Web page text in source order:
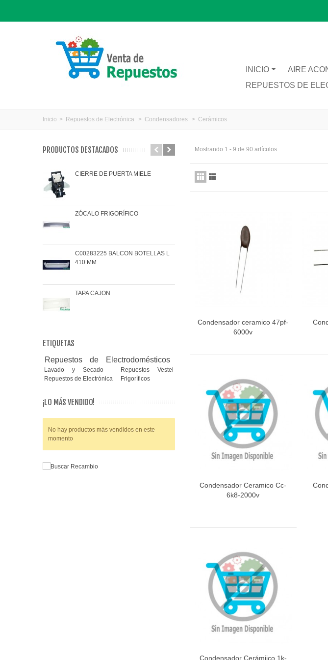
INICIO AIRE
REPUESTOS DE
Inicio > Repuestos de Electrónica > Condensadores > Cerámicos
PRODUCTOS DESTACADOS
CIERRE DE PUERTA MIELE
ZÓCALO FRIGORÍFICO
C00283225 BALCON BOTELLAS L
410 MM
TAPA CAJON
JARRA CATA BT1200
COJINETE RODAMIENTOS FAGOR-
MANETA / MANGO HORNO
ETIQUETAS
Repuestos de Electrodomésticos
Lavado y Secado
Repuestos Vestel
Repuestos de Electrónica
Frigoríficos
¡LO MÁS VENDIDO!
No hay productos más vendidos en este
momento
Mostrando 1 - 9 de 90 artículos
Vista rápida
Condensador ceramico 47pf-
6000v
Vista rápida
Condensador Ceramico Cc-
6k8-2000v
Condensador Cerámiico 1k-